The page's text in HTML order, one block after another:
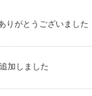
りがとうございました
加しました